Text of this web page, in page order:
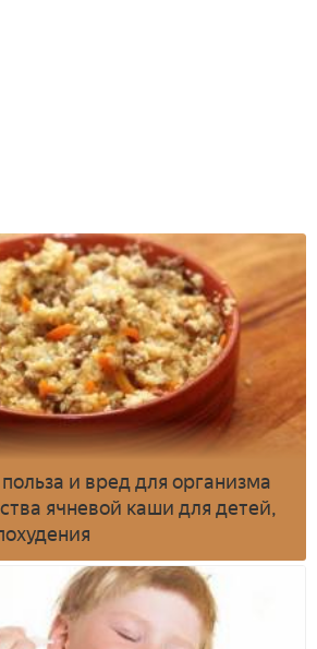
и вред для организма
ячневой каши для детей,